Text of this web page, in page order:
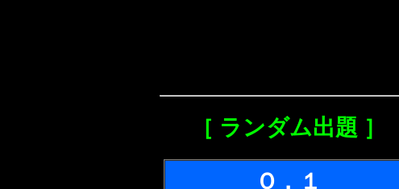
［ ランダム出題 ］
Ｑ．１